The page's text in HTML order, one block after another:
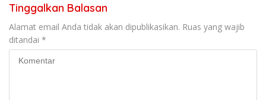
Tinggalkan Balasan
Alamat email Anda tidak akan dipublikasikan. Ruas yang wajib
ditandai *